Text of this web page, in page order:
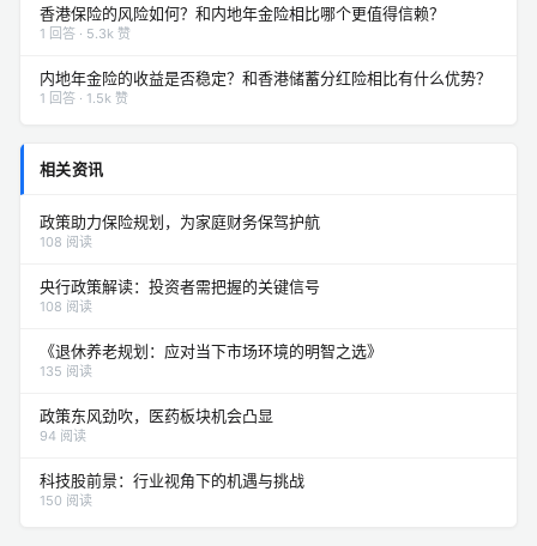
香港保险的风险如何？和内地年金险相比哪个更值得信赖？
1 回答 · 5.3k 赞
内地年金险的收益是否稳定？和香港储蓄分红险相比有什么优势？
1 回答 · 1.5k 赞
相关资讯
政策助力保险规划，为家庭财务保驾护航
108 阅读
央行政策解读：投资者需把握的关键信号
108 阅读
《退休养老规划：应对当下市场环境的明智之选》
135 阅读
政策东风劲吹，医药板块机会凸显
94 阅读
科技股前景：行业视角下的机遇与挑战
150 阅读